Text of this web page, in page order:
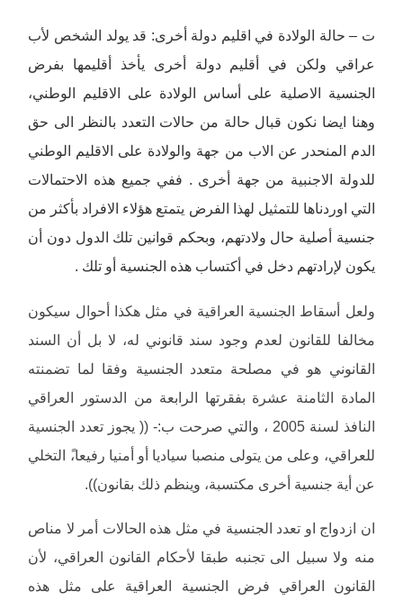
ت – حالة الولادة في اقليم دولة أخرى: قد يولد الشخص لأب
عراقي ولكن في أقليم دولة أخرى يأخذ أقليمها بفرض
الجنسية الاصلية على أساس الولادة على الاقليم الوطني،
وهنا ايضا نكون قبال حالة من حالات التعدد بالنظر الى حق
الدم المنحدر عن الاب من جهة والولادة على الاقليم الوطني
للدولة الاجنبية من جهة أخرى . ففي جميع هذه الاحتمالات
التي اوردناها للتمثيل لهذا الفرض يتمتع هؤلاء الافراد بأكثر من
جنسية أصلية حال ولادتهم، وبحكم قوانين تلك الدول دون أن
يكون لإرادتهم دخل في أكتساب هذه الجنسية أو تلك .
ولعل أسقاط الجنسية العراقية في مثل هكذا أحوال سيكون
مخالفا للقانون لعدم وجود سند قانوني له، لا بل أن السند
القانوني هو في مصلحة متعدد الجنسية وفقا لما تضمنته
المادة الثامنة عشرة بفقرتها الرابعة من الدستور العراقي
النافذ لسنة 2005 ، والتي صرحت ب:- (( يجوز تعدد الجنسية
للعراقي، وعلى من يتولى منصبا سياديا أو أمنيا رفيعا،ً التخلي
عن أية جنسية أخرى مكتسبة، وينظم ذلك بقانون)).
ان ازدواج او تعدد الجنسية في مثل هذه الحالات أمر لا مناص
منه ولا سبيل الى تجنبه طبقا لأحكام القانون العراقي، لأن
القانون العراقي فرض الجنسية العراقية على مثل هذه